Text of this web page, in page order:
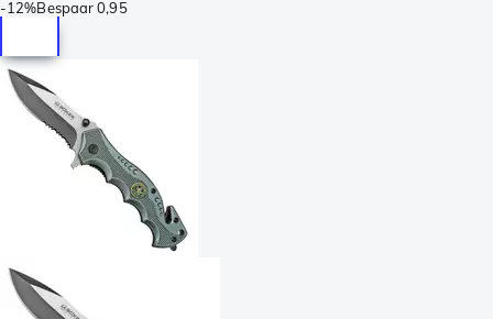
-12%Bespaar 0,95